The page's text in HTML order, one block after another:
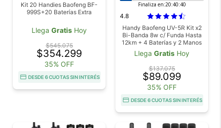
Kit 20 Handies Baofeng BF-
999S+20 Baterías Extra
Llega Gratis Hoy
$545.075
$354.299
35% OFF
DESDE 6 CUOTAS SIN INTERÉS
Finaliza en:20:40:38
4.8
Handy Baofeng UV-5R Kit x2
Bi-Banda 8w c/ Funda Hasta
12km + 4 Baterías y 2 Manos
Libres
Llega Gratis Hoy
$137.075
$89.099
35% OFF
DESDE 6 CUOTAS SIN INTERÉS